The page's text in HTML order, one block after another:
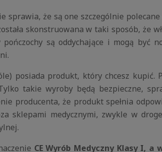
sprawia, że są one szczególnie
skonstruowana w taki sposób, że
pończochy są oddychające i mogą być
posiada produkt, który chcesz kupić.
takie wyroby będą bezpieczne,
producenta, że produkt spełnia
sklepami medycznymi, zwykle w
CE Wyrób Medyczny Klasy I,